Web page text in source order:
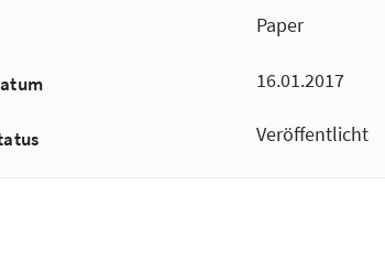
Paper
16.01.2017
Veröffentlicht